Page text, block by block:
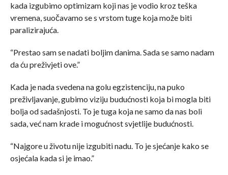
kada izgubimo optimizam koji nas je vodio kroz teška
vremena, suočavamo se s vrstom tuge koja može biti
paralizirajuća.
“Prestao sam se nadati boljim danima. Sada se samo nadam
da ću preživjeti ove.”
Kada je nada svedena na golu egzistenciju, na puko
preživljavanje, gubimo viziju budućnosti koja bi mogla biti
bolja od sadašnjosti. To je tuga koja ne samo da nas boli
sada, već nam krade i mogućnost svjetlije budućnosti.
“Najgore u životu nije izgubiti nadu. To je sjećanje kako se
osjećala kada si je imao.”